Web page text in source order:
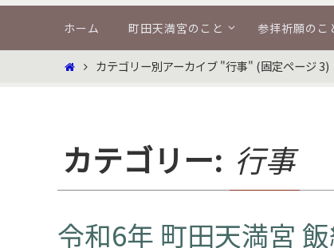
ス
テ
ツ
ホーム 町田天満宮のこと 参拝祈願のこ
ホ
ー
カテゴリー別アーカイブ "行事" (固定ページ 3)
カテゴリー: 行事
令和6年 町田天満宮